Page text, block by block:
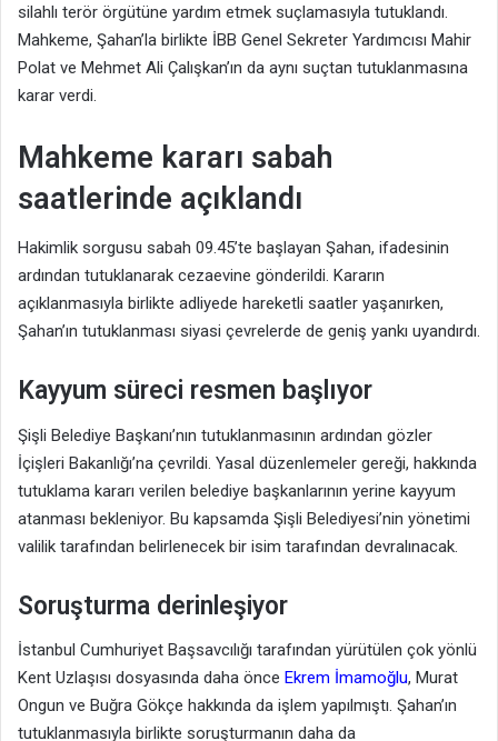
silahlı terör örgütüne yardım etmek suçlamasıyla tutuklandı.
Mahkeme, Şahan’la birlikte İBB Genel Sekreter Yardımcısı Mahir
Polat ve Mehmet Ali Çalışkan’ın da aynı suçtan tutuklanmasına
karar verdi.
Mahkeme kararı sabah
saatlerinde açıklandı
Hakimlik sorgusu sabah 09.45’te başlayan Şahan, ifadesinin
ardından tutuklanarak cezaevine gönderildi. Kararın
açıklanmasıyla birlikte adliyede hareketli saatler yaşanırken,
Şahan’ın tutuklanması siyasi çevrelerde de geniş yankı uyandırdı.
Kayyum süreci resmen başlıyor
Şişli Belediye Başkanı’nın tutuklanmasının ardından gözler
İçişleri Bakanlığı’na çevrildi. Yasal düzenlemeler gereği, hakkında
tutuklama kararı verilen belediye başkanlarının yerine kayyum
atanması bekleniyor. Bu kapsamda Şişli Belediyesi’nin yönetimi
valilik tarafından belirlenecek bir isim tarafından devralınacak.
Soruşturma derinleşiyor
İstanbul Cumhuriyet Başsavcılığı tarafından yürütülen çok yönlü
Kent Uzlaşısı dosyasında daha önce Ekrem İmamoğlu, Murat
Ongun ve Buğra Gökçe hakkında da işlem yapılmıştı. Şahan’ın
tutuklanmasıyla birlikte soruşturmanın daha da